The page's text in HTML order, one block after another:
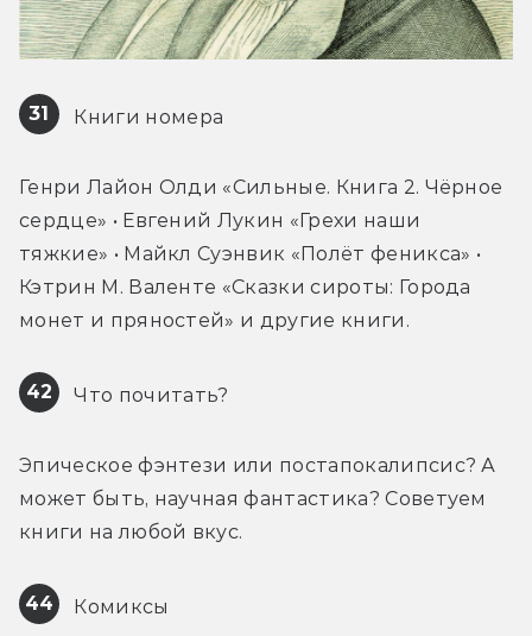
31 Книги номера
Генри Лайон Олди «Сильные. Книга 2. Чёрное
сердце» • Евгений Лукин «Грехи наши
тяжкие» • Майкл Суэнвик «Полёт феникса» •
Кэтрин М. Валенте «Сказки сироты: Города
монет и пряностей» и другие книги.
42 Что почитать?
Эпическое фэнтези или постапокалипсис? А
может быть, научная фантастика? Советуем
книги на любой вкус.
44 Комиксы